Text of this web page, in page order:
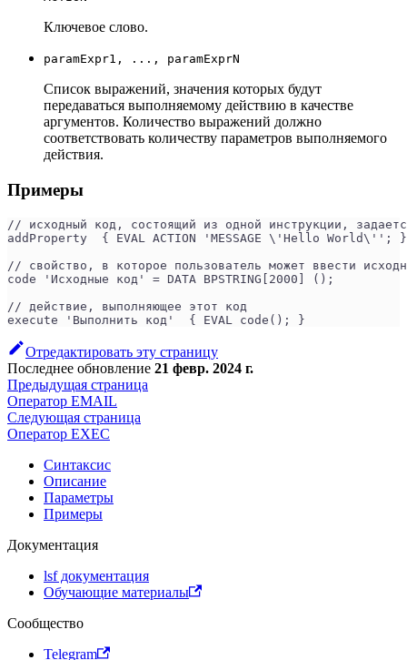
Ключевое слово.
paramExpr1, ..., paramExprN
Список выражений, значения которых будут
передаваться выполняемому действию в качестве
аргументов. Количество выражений должно
соответствовать количеству параметров выполняемого
действия.
Примеры
// исходный код, состоящий из одной инструкции,
addProperty  { EVAL ACTION 'MESSAGE \'Hello
// свойство, в которое пользователь может ввести
code 'Исходные код' = DATA BPSTRING[2000] ();
// действие, выполняющее этот код
execute 'Выполнить код'  { EVAL code(); }
Отредактировать эту страницу
Последнее обновление 21 февр. 2024 г.
Предыдущая страница
Оператор EMAIL
Следующая страница
Оператор EXEC
Синтаксис
Описание
Параметры
Примеры
Документация
lsf документация
Обучающие материалы
Сообщество
Telegram